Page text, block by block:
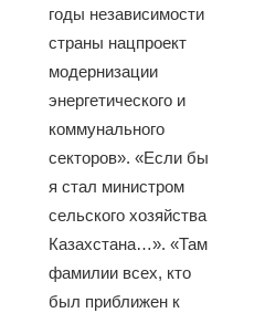
годы независимости
страны нацпроект
модернизации
энергетического и
коммунального
секторов». «Если бы
я стал министром
сельского хозяйства
Казахстана…». «Там
фамилии всех, кто
был приближен к